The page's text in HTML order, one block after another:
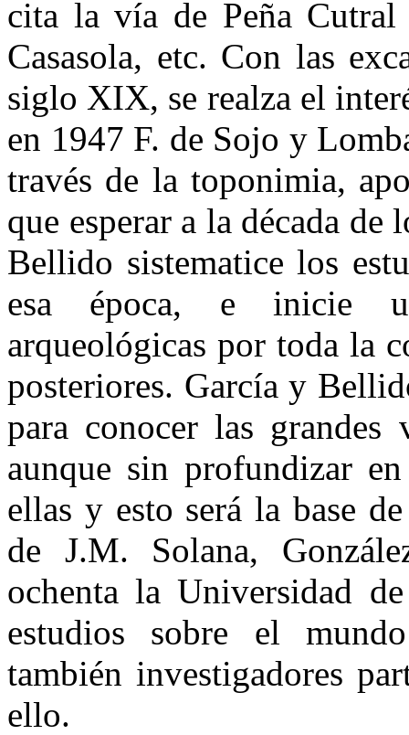
cita la vía de Peña
Casasola, etc. Con las
siglo XIX, se realza el
en 1947 F. de Sojo y
través de la toponimia,
que esperar a la década
Bellido sistematice los
esa época, e inicie
arqueológicas por toda la
posteriores. García y
para conocer las grandes
aunque sin profundizar
ellas y esto será la base
de J.M. Solana,
ochenta la Universidad
estudios sobre el
también investigadores
ello.